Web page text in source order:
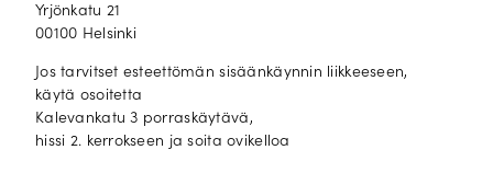
Yrjönkatu 21
00100 Helsinki
Jos tarvitset esteettömän sisäänkäynnin liikkeeseen,
käytä osoitetta
Kalevankatu 3 porraskäytävä,
hissi 2. kerrokseen ja soita ovikelloa